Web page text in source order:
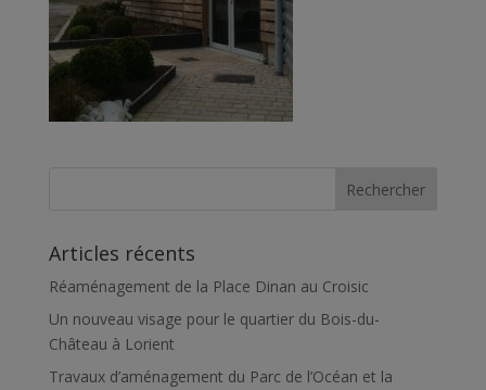
Articles récents
Réaménagement de la Place Dinan au Croisic
Un nouveau visage pour le quartier du Bois-du-
Château à Lorient
Travaux d’aménagement du Parc de l’Océan et la